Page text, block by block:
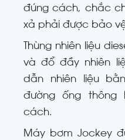
đúng cách, chắc
xả phải được bảo
Thùng nhiên liệu
và đổ đầy nhiên
dẫn nhiên liệu
đường ống
cách.
Máy bơm Jockey